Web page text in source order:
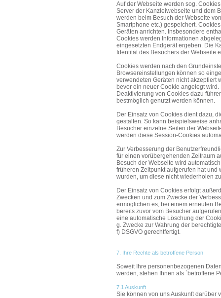
Auf der Webseite werden sog.
Server der Kanzleiwebseite und dem
werden beim Besuch der Webseite
Smartphone etc.) gespeichert.
Geräten anrichten. Insbesondere
Cookies werden Informationen
eingesetzten Endgerät ergeben. Die
Identität des Besuchers der Webseite
Cookies werden nach den
Browsereinstellungen können so
verwendeten Geräten nicht akzeptiert
bevor ein neuer Cookie angelegt
Deaktivierung von Cookies dazu
bestmöglich genutzt werden können.
Der Einsatz von Cookies dient dazu,
gestalten. So kann beispielsweise
Besucher einzelne Seiten der
werden diese Session-Cookies
Zur Verbesserung der
für einen vorübergehenden Zeitraum
Besuch der Webseite wird
früheren Zeitpunkt aufgerufen hat
wurden, um diese nicht wiederholen
Der Einsatz von Cookies erfolgt
Zwecken und zum Zwecke der
ermöglichen es, bei einem erneuten
bereits zuvor vom Besucher
eine automatische Löschung der
g. Zwecke zur Wahrung der
f) DSGVO gerechtfertigt.
7. Ihre Rechte als betroffene Person
Soweit Ihre personenbezogenen
werden, stehen Ihnen als `betroffene
7.1 Auskunft
Sie können von uns Auskunft darüber